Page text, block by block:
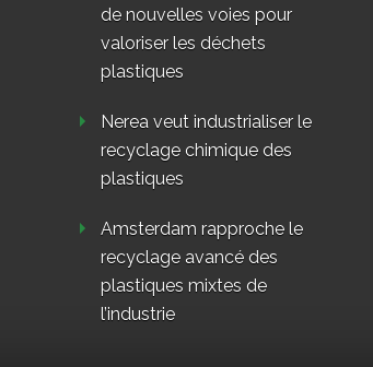
de nouvelles voies pour
valoriser les déchets
plastiques
Nerea veut industrialiser le
recyclage chimique des
plastiques
Amsterdam rapproche le
recyclage avancé des
plastiques mixtes de
l’industrie